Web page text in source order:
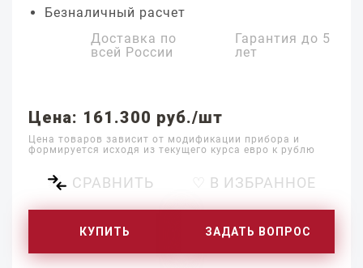
Безналичный расчет
Доставка по
всей России
Гарантия до 5
лет
Цена: 161.300 руб./шт
Цена товаров зависит от модификации прибора и
формируется исходя из текущего курса евро к рублю
СРАВНИТЬ ♡ В ИЗБРАННОЕ
КУПИТЬ ЗАДАТЬ ВОПРОС